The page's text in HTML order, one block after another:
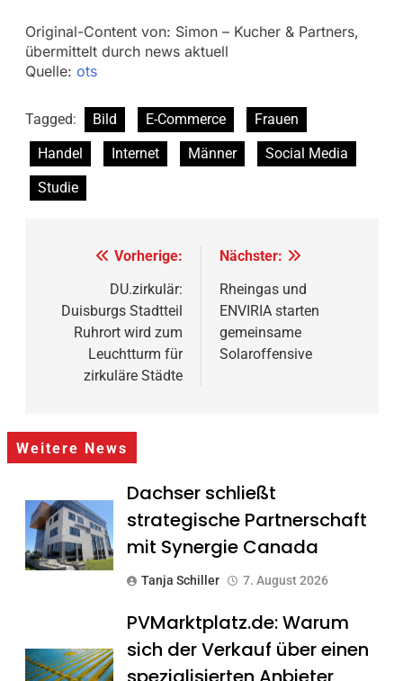
Original-Content von: Simon – Kucher & Partners,
übermittelt durch news aktuell
Quelle: ots
Tagged: Bild E-Commerce
Frauen
Handel
Internet Männer
Social Media
Studie
Beitragsnavigation
Vorherige:
DU.zirkulär:
Duisburgs Stadtteil
Ruhrort wird zum
Leuchtturm für
zirkuläre Städte
Nächster:
Rheingas und
ENVIRIA starten
gemeinsame
Solaroffensive
Weitere News
Dachser schließt
strategische Partnerschaft
mit Synergie Canada
Tanja Schiller 7. August 2026
PVMarktplatz.de: Warum
sich der Verkauf über einen